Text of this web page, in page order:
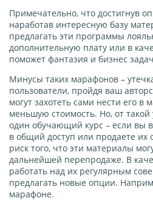
Примечательно, что достигнув
наработав интересную базу
предлагать эти программы
дополнительную плату или в
поможет фантазия и бизнес
Минусы таких марафонов –
пользователи, пройдя ваш
могут захотеть сами нести его в
меньшую стоимость. Но, от такой
один обучающий курс – если вы
в общий доступ или продаете их
риск того, что эти материалы
дальнейшей перепродаже. В
работать над их регулярным
предлагать новые опции.
марафоне.